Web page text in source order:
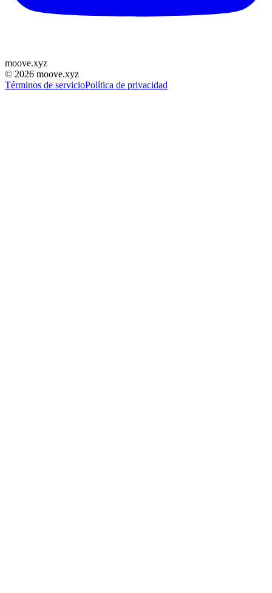
moove.xyz
© 2026 moove.xyz
Términos de servicioPolítica de privacidad